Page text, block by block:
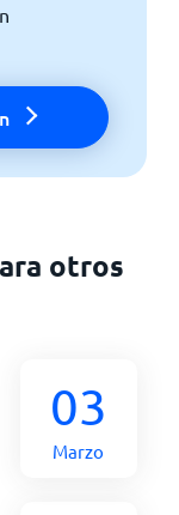
otros
03
Marzo